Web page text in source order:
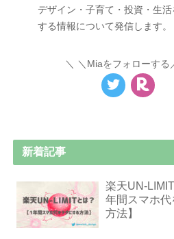
デザイン・子育て・投資・生活
する情報について発信します。
＼Miaをフォローする
新着記事
楽天UN-
年間スマホ代
方法】